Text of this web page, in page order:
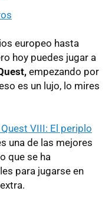
europeo hasta
hoy puedes jugar a
empezando por
es un lujo, lo mires
VIII: El periplo
una de las mejores
que se ha
para jugarse en